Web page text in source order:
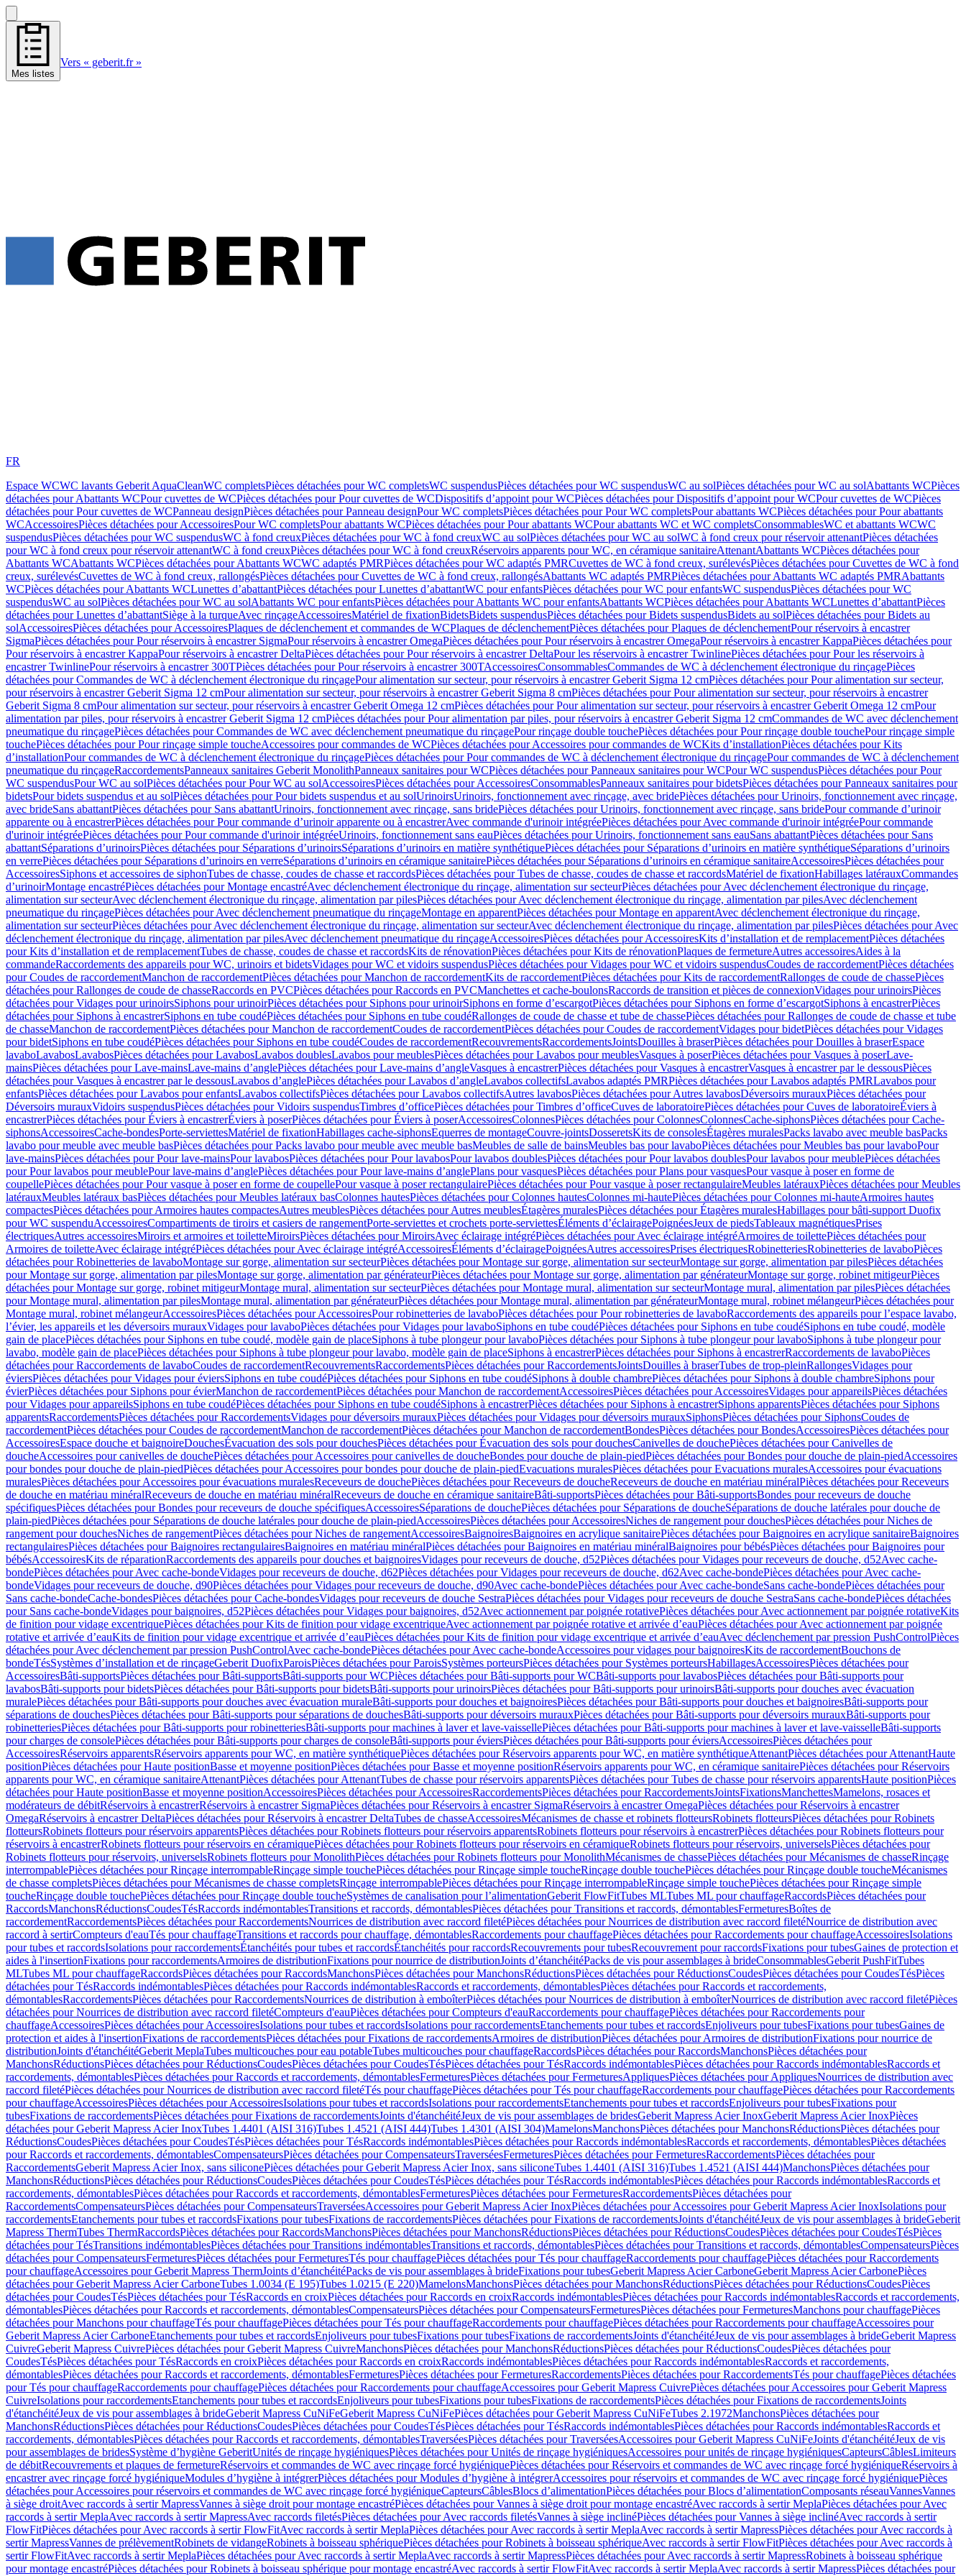
Mes listes
Vers « geberit.fr »
FR
Espace WCWC lavants Geberit AquaCleanWC completsPièces détachées pour WC completsWC suspendusPièces détachées pour WC suspendusWC au solPièces détachées pour WC au solAbattants WCPièces
détachées pour Abattants WCPour cuvettes de WCPièces détachées pour Pour cuvettes de WCDispositifs d’appoint pour WCPièces détachées pour Dispositifs d’appoint pour WCPour cuvettes de WCPièces
détachées pour Pour cuvettes de WCPanneau designPièces détachées pour Panneau designPour WC completsPièces détachées pour Pour WC completsPour abattants WCPièces détachées pour Pour abattants
WCAccessoiresPièces détachées pour AccessoiresPour WC completsPour abattants WCPièces détachées pour Pour abattants WCPour abattants WC et WC completsConsommablesWC et abattants WCWC
suspendusPièces détachées pour WC suspendusWC à fond creuxPièces détachées pour WC à fond creuxWC au solPièces détachées pour WC au solWC à fond creux pour réservoir attenantPièces détachées
pour WC à fond creux pour réservoir attenantWC à fond creuxPièces détachées pour WC à fond creuxRéservoirs apparents pour WC, en céramique sanitaireAttenantAbattants WCPièces détachées pour
Abattants WCAbattants WCPièces détachées pour Abattants WCWC adaptés PMRPièces détachées pour WC adaptés PMRCuvettes de WC à fond creux, surélevésPièces détachées pour Cuvettes de WC à fond
creux, surélevésCuvettes de WC à fond creux, rallongésPièces détachées pour Cuvettes de WC à fond creux, rallongésAbattants WC adaptés PMRPièces détachées pour Abattants WC adaptés PMRAbattants
WCPièces détachées pour Abattants WCLunettes d’abattantPièces détachées pour Lunettes d’abattantWC pour enfantsPièces détachées pour WC pour enfantsWC suspendusPièces détachées pour WC
suspendusWC au solPièces détachées pour WC au solAbattants WC pour enfantsPièces détachées pour Abattants WC pour enfantsAbattants WCPièces détachées pour Abattants WCLunettes d’abattantPièces
détachées pour Lunettes d’abattantSiège à la turqueAvec rinçageAccessoiresMatériel de fixationBidetsBidets suspendusPièces détachées pour Bidets suspendusBidets au solPièces détachées pour Bidets au
solAccessoiresPièces détachées pour AccessoiresPlaques de déclenchement et commandes de WCPlaques de déclenchementPièces détachées pour Plaques de déclenchementPour réservoirs à encastrer
SigmaPièces détachées pour Pour réservoirs à encastrer SigmaPour réservoirs à encastrer OmegaPièces détachées pour Pour réservoirs à encastrer OmegaPour réservoirs à encastrer KappaPièces détachées pour
Pour réservoirs à encastrer KappaPour réservoirs à encastrer DeltaPièces détachées pour Pour réservoirs à encastrer DeltaPour les réservoirs à encastrer TwinlinePièces détachées pour Pour les réservoirs à
encastrer TwinlinePour réservoirs à encastrer 300TPièces détachées pour Pour réservoirs à encastrer 300TAccessoiresConsommablesCommandes de WC à déclenchement électronique du rinçagePièces
détachées pour Commandes de WC à déclenchement électronique du rinçagePour alimentation sur secteur, pour réservoirs à encastrer Geberit Sigma 12 cmPièces détachées pour Pour alimentation sur secteur,
pour réservoirs à encastrer Geberit Sigma 12 cmPour alimentation sur secteur, pour réservoirs à encastrer Geberit Sigma 8 cmPièces détachées pour Pour alimentation sur secteur, pour réservoirs à encastrer
Geberit Sigma 8 cmPour alimentation sur secteur, pour réservoirs à encastrer Geberit Omega 12 cmPièces détachées pour Pour alimentation sur secteur, pour réservoirs à encastrer Geberit Omega 12 cmPour
alimentation par piles, pour réservoirs à encastrer Geberit Sigma 12 cmPièces détachées pour Pour alimentation par piles, pour réservoirs à encastrer Geberit Sigma 12 cmCommandes de WC avec déclenchement
pneumatique du rinçagePièces détachées pour Commandes de WC avec déclenchement pneumatique du rinçagePour rinçage double touchePièces détachées pour Pour rinçage double touchePour rinçage simple
touchePièces détachées pour Pour rinçage simple toucheAccessoires pour commandes de WCPièces détachées pour Accessoires pour commandes de WCKits d’installationPièces détachées pour Kits
d’installationPour commandes de WC à déclenchement électronique du rinçagePièces détachées pour Pour commandes de WC à déclenchement électronique du rinçagePour commandes de WC à déclenchement
pneumatique du rinçageRaccordementsPanneaux sanitaires Geberit MonolithPanneaux sanitaires pour WCPièces détachées pour Panneaux sanitaires pour WCPour WC suspendusPièces détachées pour Pour
WC suspendusPour WC au solPièces détachées pour Pour WC au solAccessoiresPièces détachées pour AccessoiresConsommablesPanneaux sanitaires pour bidetsPièces détachées pour Panneaux sanitaires pour
bidetsPour bidets suspendus et au solPièces détachées pour Pour bidets suspendus et au solUrinoirsUrinoirs, fonctionnement avec rinçage, avec bridePièces détachées pour Urinoirs, fonctionnement avec rinçage,
avec brideSans abattantPièces détachées pour Sans abattantUrinoirs, fonctionnement avec rinçage, sans bridePièces détachées pour Urinoirs, fonctionnement avec rinçage, sans bridePour commande d’urinoir
apparente ou à encastrerPièces détachées pour Pour commande d’urinoir apparente ou à encastrerAvec commande d'urinoir intégréePièces détachées pour Avec commande d'urinoir intégréePour commande
d'urinoir intégréePièces détachées pour Pour commande d'urinoir intégréeUrinoirs, fonctionnement sans eauPièces détachées pour Urinoirs, fonctionnement sans eauSans abattantPièces détachées pour Sans
abattantSéparations d’urinoirsPièces détachées pour Séparations d’urinoirsSéparations d’urinoirs en matière synthétiquePièces détachées pour Séparations d’urinoirs en matière synthétiqueSéparations d’urinoirs
en verrePièces détachées pour Séparations d’urinoirs en verreSéparations d’urinoirs en céramique sanitairePièces détachées pour Séparations d’urinoirs en céramique sanitaireAccessoiresPièces détachées pour
AccessoiresSiphons et accessoires de siphonTubes de chasse, coudes de chasse et raccordsPièces détachées pour Tubes de chasse, coudes de chasse et raccordsMatériel de fixationHabillages latérauxCommandes
dʼurinoirMontage encastréPièces détachées pour Montage encastréAvec déclenchement électronique du rinçage, alimentation sur secteurPièces détachées pour Avec déclenchement électronique du rinçage,
alimentation sur secteurAvec déclenchement électronique du rinçage, alimentation par pilesPièces détachées pour Avec déclenchement électronique du rinçage, alimentation par pilesAvec déclenchement
pneumatique du rinçagePièces détachées pour Avec déclenchement pneumatique du rinçageMontage en apparentPièces détachées pour Montage en apparentAvec déclenchement électronique du rinçage,
alimentation sur secteurPièces détachées pour Avec déclenchement électronique du rinçage, alimentation sur secteurAvec déclenchement électronique du rinçage, alimentation par pilesPièces détachées pour Avec
déclenchement électronique du rinçage, alimentation par pilesAvec déclenchement pneumatique du rinçageAccessoiresPièces détachées pour AccessoiresKits d’installation et de remplacementPièces détachées
pour Kits d’installation et de remplacementTubes de chasse, coudes de chasse et raccordsKits de rénovationPièces détachées pour Kits de rénovationPlaques de fermetureAutres accessoiresAides à la
commandeRaccordements des appareils pour WC, urinoirs et bidetsVidages pour WC et vidoirs suspendusPièces détachées pour Vidages pour WC et vidoirs suspendusCoudes de raccordementPièces détachées
pour Coudes de raccordementManchon de raccordementPièces détachées pour Manchon de raccordementKits de raccordementPièces détachées pour Kits de raccordementRallonges de coude de chassePièces
détachées pour Rallonges de coude de chasseRaccords en PVCPièces détachées pour Raccords en PVCManchettes et cache-boulonsRaccords de transition et pièces de connexionVidages pour urinoirsPièces
détachées pour Vidages pour urinoirsSiphons pour urinoirPièces détachées pour Siphons pour urinoirSiphons en forme d’escargotPièces détachées pour Siphons en forme d’escargotSiphons à encastrerPièces
détachées pour Siphons à encastrerSiphons en tube coudéPièces détachées pour Siphons en tube coudéRallonges de coude de chasse et tube de chassePièces détachées pour Rallonges de coude de chasse et tube
de chasseManchon de raccordementPièces détachées pour Manchon de raccordementCoudes de raccordementPièces détachées pour Coudes de raccordementVidages pour bidetPièces détachées pour Vidages
pour bidetSiphons en tube coudéPièces détachées pour Siphons en tube coudéCoudes de raccordementRecouvrementsRaccordementsJointsDouilles à braserPièces détachées pour Douilles à braserEspace
lavaboLavabosLavabosPièces détachées pour LavabosLavabos doublesLavabos pour meublesPièces détachées pour Lavabos pour meublesVasques à poserPièces détachées pour Vasques à poserLave-
mainsPièces détachées pour Lave-mainsLave-mains d’anglePièces détachées pour Lave-mains d’angleVasques à encastrerPièces détachées pour Vasques à encastrerVasques à encastrer par le dessousPièces
détachées pour Vasques à encastrer par le dessousLavabos d’anglePièces détachées pour Lavabos d’angleLavabos collectifsLavabos adaptés PMRPièces détachées pour Lavabos adaptés PMRLavabos pour
enfantsPièces détachées pour Lavabos pour enfantsLavabos collectifsPièces détachées pour Lavabos collectifsAutres lavabosPièces détachées pour Autres lavabosDéversoirs murauxPièces détachées pour
Déversoirs murauxVidoirs suspendusPièces détachées pour Vidoirs suspendusTimbres dʼofficePièces détachées pour Timbres dʼofficeCuves de laboratoirePièces détachées pour Cuves de laboratoireÉviers à
encastrerPièces détachées pour Éviers à encastrerÉviers à poserPièces détachées pour Éviers à poserAccessoiresColonnesPièces détachées pour ColonnesColonnesCache-siphonsPièces détachées pour Cache-
siphonsAccessoiresCache-bondesPorte-serviettesMatériel de fixationHabillages cache-siphonsEquerres de montageCouvre-jointsDosseretsKits de consolesÉtagères muralesPacks lavabo avec meuble basPacks
lavabo pour meuble avec meuble basPièces détachées pour Packs lavabo pour meuble avec meuble basMeubles de salle de bainsMeubles bas pour lavaboPièces détachées pour Meubles bas pour lavaboPour
lave-mainsPièces détachées pour Pour lave-mainsPour lavabosPièces détachées pour Pour lavabosPour lavabos doublesPièces détachées pour Pour lavabos doublesPour lavabos pour meublePièces détachées
pour Pour lavabos pour meublePour lave-mains d’anglePièces détachées pour Pour lave-mains d’anglePlans pour vasquesPièces détachées pour Plans pour vasquesPour vasque à poser en forme de
coupellePièces détachées pour Pour vasque à poser en forme de coupellePour vasque à poser rectangulairePièces détachées pour Pour vasque à poser rectangulaireMeubles latérauxPièces détachées pour Meubles
latérauxMeubles latéraux basPièces détachées pour Meubles latéraux basColonnes hautesPièces détachées pour Colonnes hautesColonnes mi-hautePièces détachées pour Colonnes mi-hauteArmoires hautes
compactesPièces détachées pour Armoires hautes compactesAutres meublesPièces détachées pour Autres meublesÉtagères muralesPièces détachées pour Étagères muralesHabillages pour bâti-support Duofix
pour WC suspenduAccessoiresCompartiments de tiroirs et casiers de rangementPorte-serviettes et crochets porte-serviettesÉléments d’éclairagePoignéesJeux de piedsTableaux magnétiquesPrises
électriquesAutres accessoiresMiroirs et armoires et toiletteMiroirsPièces détachées pour MiroirsAvec éclairage intégréPièces détachées pour Avec éclairage intégréArmoires de toilettePièces détachées pour
Armoires de toiletteAvec éclairage intégréPièces détachées pour Avec éclairage intégréAccessoiresÉléments d’éclairagePoignéesAutres accessoiresPrises électriquesRobinetteriesRobinetteries de lavaboPièces
détachées pour Robinetteries de lavaboMontage sur gorge, alimentation sur secteurPièces détachées pour Montage sur gorge, alimentation sur secteurMontage sur gorge, alimentation par pilesPièces détachées
pour Montage sur gorge, alimentation par pilesMontage sur gorge, alimentation par générateurPièces détachées pour Montage sur gorge, alimentation par générateurMontage sur gorge, robinet mitigeurPièces
détachées pour Montage sur gorge, robinet mitigeurMontage mural, alimentation sur secteurPièces détachées pour Montage mural, alimentation sur secteurMontage mural, alimentation par pilesPièces détachées
pour Montage mural, alimentation par pilesMontage mural, alimentation par générateurPièces détachées pour Montage mural, alimentation par générateurMontage mural, robinet mélangeurPièces détachées pour
Montage mural, robinet mélangeurAccessoiresPièces détachées pour AccessoiresPour robinetteries de lavaboPièces détachées pour Pour robinetteries de lavaboRaccordements des appareils pour l’espace lavabo,
l’évier, les appareils et les déversoirs murauxVidages pour lavaboPièces détachées pour Vidages pour lavaboSiphons en tube coudéPièces détachées pour Siphons en tube coudéSiphons en tube coudé, modèle
gain de placePièces détachées pour Siphons en tube coudé, modèle gain de placeSiphons à tube plongeur pour lavaboPièces détachées pour Siphons à tube plongeur pour lavaboSiphons à tube plongeur pour
lavabo, modèle gain de placePièces détachées pour Siphons à tube plongeur pour lavabo, modèle gain de placeSiphons à encastrerPièces détachées pour Siphons à encastrerRaccordements de lavaboPièces
détachées pour Raccordements de lavaboCoudes de raccordementRecouvrementsRaccordementsPièces détachées pour RaccordementsJointsDouilles à braserTubes de trop-pleinRallongesVidages pour
éviersPièces détachées pour Vidages pour éviersSiphons en tube coudéPièces détachées pour Siphons en tube coudéSiphons à double chambrePièces détachées pour Siphons à double chambreSiphons pour
évierPièces détachées pour Siphons pour évierManchon de raccordementPièces détachées pour Manchon de raccordementAccessoiresPièces détachées pour AccessoiresVidages pour appareilsPièces détachées
pour Vidages pour appareilsSiphons en tube coudéPièces détachées pour Siphons en tube coudéSiphons à encastrerPièces détachées pour Siphons à encastrerSiphons apparentsPièces détachées pour Siphons
apparentsRaccordementsPièces détachées pour RaccordementsVidages pour déversoirs murauxPièces détachées pour Vidages pour déversoirs murauxSiphonsPièces détachées pour SiphonsCoudes de
raccordementPièces détachées pour Coudes de raccordementManchon de raccordementPièces détachées pour Manchon de raccordementBondesPièces détachées pour BondesAccessoiresPièces détachées pour
AccessoiresEspace douche et baignoireDouchesÉvacuation des sols pour douchesPièces détachées pour Évacuation des sols pour douchesCanivelles de douchePièces détachées pour Canivelles de
doucheAccessoires pour canivelles de douchePièces détachées pour Accessoires pour canivelles de doucheBondes pour douche de plain-piedPièces détachées pour Bondes pour douche de plain-piedAccessoires
pour bondes pour douche de plain-piedPièces détachées pour Accessoires pour bondes pour douche de plain-piedEvacuations muralesPièces détachées pour Evacuations muralesAccessoires pour évacuations
muralesPièces détachées pour Accessoires pour évacuations muralesReceveurs de douchePièces détachées pour Receveurs de doucheReceveurs de douche en matériau minéralPièces détachées pour Receveurs
de douche en matériau minéralReceveurs de douche en matériau minéralReceveurs de douche en céramique sanitaireBâti-supportsPièces détachées pour Bâti-supportsBondes pour receveurs de douche
spécifiquesPièces détachées pour Bondes pour receveurs de douche spécifiquesAccessoiresSéparations de douchePièces détachées pour Séparations de doucheSéparations de douche latérales pour douche de
plain-piedPièces détachées pour Séparations de douche latérales pour douche de plain-piedAccessoiresPièces détachées pour AccessoiresNiches de rangement pour douchesPièces détachées pour Niches de
rangement pour douchesNiches de rangementPièces détachées pour Niches de rangementAccessoiresBaignoiresBaignoires en acrylique sanitairePièces détachées pour Baignoires en acrylique sanitaireBaignoires
rectangulairesPièces détachées pour Baignoires rectangulairesBaignoires en matériau minéralPièces détachées pour Baignoires en matériau minéralBaignoires pour bébésPièces détachées pour Baignoires pour
bébésAccessoiresKits de réparationRaccordements des appareils pour douches et baignoiresVidages pour receveurs de douche, d52Pièces détachées pour Vidages pour receveurs de douche, d52Avec cache-
bondePièces détachées pour Avec cache-bondeVidages pour receveurs de douche, d62Pièces détachées pour Vidages pour receveurs de douche, d62Avec cache-bondePièces détachées pour Avec cache-
bondeVidages pour receveurs de douche, d90Pièces détachées pour Vidages pour receveurs de douche, d90Avec cache-bondePièces détachées pour Avec cache-bondeSans cache-bondePièces détachées pour
Sans cache-bondeCache-bondesPièces détachées pour Cache-bondesVidages pour receveurs de douche SestraPièces détachées pour Vidages pour receveurs de douche SestraSans cache-bondePièces détachées
pour Sans cache-bondeVidages pour baignoires, d52Pièces détachées pour Vidages pour baignoires, d52Avec actionnement par poignée rotativePièces détachées pour Avec actionnement par poignée rotativeKits
de finition pour vidage excentriquePièces détachées pour Kits de finition pour vidage excentriqueAvec actionnement par poignée rotative et arrivée d’eauPièces détachées pour Avec actionnement par poignée
rotative et arrivée d’eauKits de finition pour vidage excentrique et arrivée d’eauPièces détachées pour Kits de finition pour vidage excentrique et arrivée d’eauAvec déclenchement par pression PushControlPièces
détachées pour Avec déclenchement par pression PushControlAvec cache-bondePièces détachées pour Avec cache-bondeAccessoires pour vidages pour baignoiresKits de raccordementBouchons de
bondeTésSystèmes d’installation et de rinçageGeberit DuofixParoisPièces détachées pour ParoisSystèmes porteursPièces détachées pour Systèmes porteursHabillagesAccessoiresPièces détachées pour
AccessoiresBâti-supportsPièces détachées pour Bâti-supportsBâti-supports pour WCPièces détachées pour Bâti-supports pour WCBâti-supports pour lavabosPièces détachées pour Bâti-supports pour
lavabosBâti-supports pour bidetsPièces détachées pour Bâti-supports pour bidetsBâti-supports pour urinoirsPièces détachées pour Bâti-supports pour urinoirsBâti-supports pour douches avec évacuation
muralePièces détachées pour Bâti-supports pour douches avec évacuation muraleBâti-supports pour douches et baignoiresPièces détachées pour Bâti-supports pour douches et baignoiresBâti-supports pour
séparations de douchesPièces détachées pour Bâti-supports pour séparations de douchesBâti-supports pour déversoirs murauxPièces détachées pour Bâti-supports pour déversoirs murauxBâti-supports pour
robinetteriesPièces détachées pour Bâti-supports pour robinetteriesBâti-supports pour machines à laver et lave-vaissellePièces détachées pour Bâti-supports pour machines à laver et lave-vaisselleBâti-supports
pour charges de consolePièces détachées pour Bâti-supports pour charges de consoleBâti-supports pour éviersPièces détachées pour Bâti-supports pour éviersAccessoiresPièces détachées pour
AccessoiresRéservoirs apparentsRéservoirs apparents pour WC, en matière synthétiquePièces détachées pour Réservoirs apparents pour WC, en matière synthétiqueAttenantPièces détachées pour AttenantHaute
positionPièces détachées pour Haute positionBasse et moyenne positionPièces détachées pour Basse et moyenne positionRéservoirs apparents pour WC, en céramique sanitairePièces détachées pour Réservoirs
apparents pour WC, en céramique sanitaireAttenantPièces détachées pour AttenantTubes de chasse pour réservoirs apparentsPièces détachées pour Tubes de chasse pour réservoirs apparentsHaute positionPièces
détachées pour Haute positionBasse et moyenne positionAccessoiresPièces détachées pour AccessoiresRaccordementsPièces détachées pour RaccordementsJointsFixationsManchettesMamelons, rosaces et
modérateurs de débitRéservoirs à encastrerRéservoirs à encastrer SigmaPièces détachées pour Réservoirs à encastrer SigmaRéservoirs à encastrer OmegaPièces détachées pour Réservoirs à encastrer
OmegaRéservoirs à encastrer DeltaPièces détachées pour Réservoirs à encastrer DeltaTubes de chasseAccessoiresMécanismes de chasse et robinets flotteursRobinets flotteursPièces détachées pour Robinets
flotteursRobinets flotteurs pour réservoirs apparentsPièces détachées pour Robinets flotteurs pour réservoirs apparentsRobinets flotteurs pour réservoirs à encastrerPièces détachées pour Robinets flotteurs pour
réservoirs à encastrerRobinets flotteurs pour réservoirs en céramiquePièces détachées pour Robinets flotteurs pour réservoirs en céramiqueRobinets flotteurs pour réservoirs, universelsPièces détachées pour
Robinets flotteurs pour réservoirs, universelsRobinets flotteurs pour MonolithPièces détachées pour Robinets flotteurs pour MonolithMécanismes de chassePièces détachées pour Mécanismes de chasseRinçage
interrompablePièces détachées pour Rinçage interrompableRinçage simple touchePièces détachées pour Rinçage simple toucheRinçage double touchePièces détachées pour Rinçage double toucheMécanismes
de chasse completsPièces détachées pour Mécanismes de chasse completsRinçage interrompablePièces détachées pour Rinçage interrompableRinçage simple touchePièces détachées pour Rinçage simple
toucheRinçage double touchePièces détachées pour Rinçage double toucheSystèmes de canalisation pour l’alimentationGeberit FlowFitTubes MLTubes ML pour chauffageRaccordsPièces détachées pour
RaccordsManchonsRéductionsCoudesTésRaccords indémontablesTransitions et raccords, démontablesPièces détachées pour Transitions et raccords, démontablesFermeturesBoîtes de
raccordementRaccordementsPièces détachées pour RaccordementsNourrices de distribution avec raccord filetéPièces détachées pour Nourrices de distribution avec raccord filetéNourrice de distribution avec
raccord à sertirCompteurs d'eauTés pour chauffageTransitions et raccords pour chauffage, démontablesRaccordements pour chauffagePièces détachées pour Raccordements pour chauffageAccessoiresIsolations
pour tubes et raccordsIsolations pour raccordementsÉtanchéités pour tubes et raccordsÉtanchéités pour raccordsRecouvrements pour tubesRecouvrement pour raccordsFixations pour tubesGaines de protection et
aides à l'insertionFixations pour raccordementsArmoires de distributionFixations pour nourrice de distributionJoints d’étanchéitéPacks de vis pour assemblages à brideConsommablesGeberit PushFitTubes
MLTubes ML pour chauffageRaccordsPièces détachées pour RaccordsManchonsPièces détachées pour ManchonsRéductionsPièces détachées pour RéductionsCoudesPièces détachées pour CoudesTésPièces
détachées pour TésRaccords indémontablesPièces détachées pour Raccords indémontablesRaccords et raccordements, démontablesPièces détachées pour Raccords et raccordements,
démontablesRaccordementsPièces détachées pour RaccordementsNourrices de distribution à emboîterPièces détachées pour Nourrices de distribution à emboîterNourrices de distribution avec raccord filetéPièces
détachées pour Nourrices de distribution avec raccord filetéCompteurs d'eauPièces détachées pour Compteurs d'eauRaccordements pour chauffagePièces détachées pour Raccordements pour
chauffageAccessoiresPièces détachées pour AccessoiresIsolations pour tubes et raccordsIsolations pour raccordementsEtanchements pour tubes et raccordsEnjoliveurs pour tubesFixations pour tubesGaines de
protection et aides à l'insertionFixations de raccordementsPièces détachées pour Fixations de raccordementsArmoires de distributionPièces détachées pour Armoires de distributionFixations pour nourrice de
distributionJoints d'étanchéitéGeberit MeplaTubes multicouches pour eau potableTubes multicouches pour chauffageRaccordsPièces détachées pour RaccordsManchonsPièces détachées pour
ManchonsRéductionsPièces détachées pour RéductionsCoudesPièces détachées pour CoudesTésPièces détachées pour TésRaccords indémontablesPièces détachées pour Raccords indémontablesRaccords et
raccordements, démontablesPièces détachées pour Raccords et raccordements, démontablesFermeturesPièces détachées pour FermeturesAppliquesPièces détachées pour AppliquesNourrices de distribution avec
raccord filetéPièces détachées pour Nourrices de distribution avec raccord filetéTés pour chauffagePièces détachées pour Tés pour chauffageRaccordements pour chauffagePièces détachées pour Raccordements
pour chauffageAccessoiresPièces détachées pour AccessoiresIsolations pour tubes et raccordsIsolations pour raccordementsEtanchements pour tubes et raccordsEnjoliveurs pour tubesFixations pour
tubesFixations de raccordementsPièces détachées pour Fixations de raccordementsJoints d'étanchéitéJeux de vis pour assemblages de bridesGeberit Mapress Acier InoxGeberit Mapress Acier InoxPièces
détachées pour Geberit Mapress Acier InoxTubes 1.4401 (AISI 316)Tubes 1.4521 (AISI 444)Tubes 1.4301 (AISI 304)MamelonsManchonsPièces détachées pour ManchonsRéductionsPièces détachées pour
RéductionsCoudesPièces détachées pour CoudesTésPièces détachées pour TésRaccords indémontablesPièces détachées pour Raccords indémontablesRaccords et raccordements, démontablesPièces détachées
pour Raccords et raccordements, démontablesCompensateursPièces détachées pour CompensateursTraverséesFermeturesPièces détachées pour FermeturesRaccordementsPièces détachées pour
RaccordementsGeberit Mapress Acier Inox, sans siliconePièces détachées pour Geberit Mapress Acier Inox, sans siliconeTubes 1.4401 (AISI 316)Tubes 1.4521 (AISI 444)ManchonsPièces détachées pour
ManchonsRéductionsPièces détachées pour RéductionsCoudesPièces détachées pour CoudesTésPièces détachées pour TésRaccords indémontablesPièces détachées pour Raccords indémontablesRaccords et
raccordements, démontablesPièces détachées pour Raccords et raccordements, démontablesFermeturesPièces détachées pour FermeturesRaccordementsPièces détachées pour
RaccordementsCompensateursPièces détachées pour CompensateursTraverséesAccessoires pour Geberit Mapress Acier InoxPièces détachées pour Accessoires pour Geberit Mapress Acier InoxIsolations pour
raccordementsEtanchements pour tubes et raccordsFixations pour tubesFixations de raccordementsPièces détachées pour Fixations de raccordementsJoints d'étanchéitéJeux de vis pour assemblages à brideGeberit
Mapress ThermTubes ThermRaccordsPièces détachées pour RaccordsManchonsPièces détachées pour ManchonsRéductionsPièces détachées pour RéductionsCoudesPièces détachées pour CoudesTésPièces
détachées pour TésTransitions indémontablesPièces détachées pour Transitions indémontablesTransitions et raccords, démontablesPièces détachées pour Transitions et raccords, démontablesCompensateursPièces
détachées pour CompensateursFermeturesPièces détachées pour FermeturesTés pour chauffagePièces détachées pour Tés pour chauffageRaccordements pour chauffagePièces détachées pour Raccordements
pour chauffageAccessoires pour Geberit Mapress ThermJoints d’étanchéitéPacks de vis pour assemblages à brideFixations pour tubesGeberit Mapress Acier CarboneGeberit Mapress Acier CarbonePièces
détachées pour Geberit Mapress Acier CarboneTubes 1.0034 (E 195)Tubes 1.0215 (E 220)MamelonsManchonsPièces détachées pour ManchonsRéductionsPièces détachées pour RéductionsCoudesPièces
détachées pour CoudesTésPièces détachées pour TésRaccords en croixPièces détachées pour Raccords en croixRaccords indémontablesPièces détachées pour Raccords indémontablesRaccords et raccordements,
démontablesPièces détachées pour Raccords et raccordements, démontablesCompensateursPièces détachées pour CompensateursFermeturesPièces détachées pour FermeturesManchons pour chauffagePièces
détachées pour Manchons pour chauffageTés pour chauffagePièces détachées pour Tés pour chauffageRaccordements pour chauffagePièces détachées pour Raccordements pour chauffageAccessoires pour
Geberit Mapress Acier CarboneEtanchements pour tubes et raccordsEnjoliveurs pour tubesFixations pour tubesFixations de raccordementsJoints d'étanchéitéJeux de vis pour assemblages à brideGeberit Mapress
CuivreGeberit Mapress CuivrePièces détachées pour Geberit Mapress CuivreManchonsPièces détachées pour ManchonsRéductionsPièces détachées pour RéductionsCoudesPièces détachées pour
CoudesTésPièces détachées pour TésRaccords en croixPièces détachées pour Raccords en croixRaccords indémontablesPièces détachées pour Raccords indémontablesRaccords et raccordements,
démontablesPièces détachées pour Raccords et raccordements, démontablesFermeturesPièces détachées pour FermeturesRaccordementsPièces détachées pour RaccordementsTés pour chauffagePièces détachées
pour Tés pour chauffageRaccordements pour chauffagePièces détachées pour Raccordements pour chauffageAccessoires pour Geberit Mapress CuivrePièces détachées pour Accessoires pour Geberit Mapress
CuivreIsolations pour raccordementsEtanchements pour tubes et raccordsEnjoliveurs pour tubesFixations pour tubesFixations de raccordementsPièces détachées pour Fixations de raccordementsJoints
d'étanchéitéJeux de vis pour assemblages à brideGeberit Mapress CuNiFeGeberit Mapress CuNiFePièces détachées pour Geberit Mapress CuNiFeTubes 2.1972ManchonsPièces détachées pour
ManchonsRéductionsPièces détachées pour RéductionsCoudesPièces détachées pour CoudesTésPièces détachées pour TésRaccords indémontablesPièces détachées pour Raccords indémontablesRaccords et
raccordements, démontablesPièces détachées pour Raccords et raccordements, démontablesTraverséesPièces détachées pour TraverséesAccessoires pour Geberit Mapress CuNiFeJoints d'étanchéitéJeux de vis
pour assemblages de bridesSystème d’hygiène GeberitUnités de rinçage hygiéniquesPièces détachées pour Unités de rinçage hygiéniquesAccessoires pour unités de rinçage hygiéniquesCapteursCâblesLimiteurs
de débitRecouvrements et plaques de fermetureRéservoirs et commandes de WC avec rinçage forcé hygiéniquePièces détachées pour Réservoirs et commandes de WC avec rinçage forcé hygiéniqueRéservoirs à
encastrer avec rinçage forcé hygiéniqueModules d’hygiène à intégrerPièces détachées pour Modules d’hygiène à intégrerAccessoires pour réservoirs et commandes de WC avec rinçage forcé hygiéniquePièces
détachées pour Accessoires pour réservoirs et commandes de WC avec rinçage forcé hygiéniqueCapteursCâblesBlocs d’alimentationPièces détachées pour Blocs d’alimentationComposants réseauVannesVannes
à siège droitAvec raccords à sertir MapressVannes à siège droit pour montage encastréPièces détachées pour Vannes à siège droit pour montage encastréAvec raccords à sertir MeplaPièces détachées pour Avec
raccords à sertir MeplaAvec raccords à sertir MapressAvec raccords filetésPièces détachées pour Avec raccords filetésVannes à siège inclinéPièces détachées pour Vannes à siège inclinéAvec raccords à sertir
FlowFitPièces détachées pour Avec raccords à sertir FlowFitAvec raccords à sertir MeplaPièces détachées pour Avec raccords à sertir MeplaAvec raccords à sertir MapressPièces détachées pour Avec raccords à
sertir MapressVannes de prélèvementRobinets de vidangeRobinets à boisseau sphériquePièces détachées pour Robinets à boisseau sphériqueAvec raccords à sertir FlowFitPièces détachées pour Avec raccords à
sertir FlowFitAvec raccords à sertir MeplaPièces détachées pour Avec raccords à sertir MeplaAvec raccords à sertir MapressPièces détachées pour Avec raccords à sertir MapressRobinets à boisseau sphérique
pour montage encastréPièces détachées pour Robinets à boisseau sphérique pour montage encastréAvec raccords à sertir FlowFitAvec raccords à sertir MeplaAvec raccords à sertir MapressPièces détachées pour